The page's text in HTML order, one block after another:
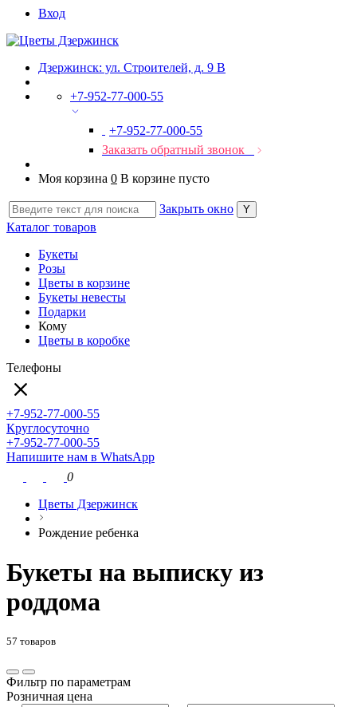
Вход
Дзержинск: ул. Строителей, д. 9 В
+7-952-77-000-55
+7-952-77-000-55
Заказать обратный звонок
Моя корзина 0 В корзине пусто
Закрыть окно
Каталог товаров
Букеты
Розы
Цветы в корзине
Букеты невесты
Подарки
Кому
Цветы в коробке
Телефоны
+7-952-77-000-55
Круглосуточно
+7-952-77-000-55
Напишите нам в WhatsApp
0
Цветы Дзержинск
Рождение ребенка
Букеты на выписку из
роддома
57 товаров
Фильтр по параметрам
Розничная цена